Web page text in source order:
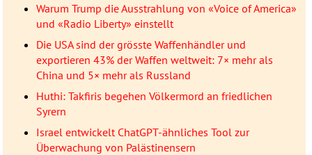
Warum Trump die Ausstrahlung von «Voice of America»
und «Radio Liberty» einstellt
Die USA sind der grösste Waffenhändler und
exportieren 43% der Waffen weltweit: 7× mehr als
China und 5× mehr als Russland
Huthi: Takfiris begehen Völkermord an friedlichen
Syrern
Israel entwickelt ChatGPT-ähnliches Tool zur
Überwachung von Palästinensern